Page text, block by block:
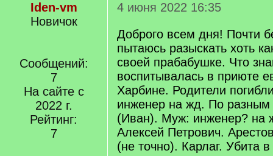
Iden-vm
Новичок
Сообщений:
7
На сайте с
2022 г.
Рейтинг:
7
4 июня 2022 16:35
Доброго всем дня! Почти
пытаюсь разыскать хоть
своей прабабушке. Что
воспитывалась в приюте
Харбине. Родители
инженер на жд. По
(Иван). Муж: инженер? на
Алексей Петрович.
(не точно). Карлаг. Убита